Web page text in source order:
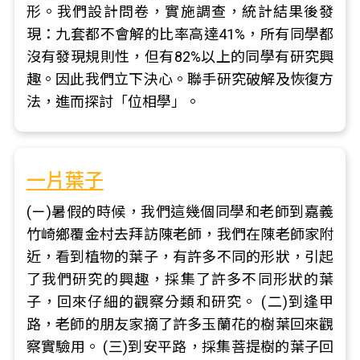
形。我們設計問卷，實施調查，統計結果後發
現：九套都不會解的比率高達41%，所有同學都
沒有發現規則性，但有82%以上的同學有研究興
趣。因此我們立下決心。聯手研究破解及恢復方
法，進而探討「位相學」。
一片葉子
(ㄧ)暑假的時候，我們這幾個同學和老師到嘉義
竹崎鄉覆金村去拜訪陳老師，我們在陳老師家附
近，看到植物的葉子，有許多不同的形狀，引起
了我們研究的興趣，採集了許多不同形狀的葉
子，回來仔細的觀察分類和研究。 (二)到逢甲
路，老師的朋友家摘了許多玉蘭花的樹葉回來觀
察實驗用。 (三)到安平路，採集菩提樹的葉子回